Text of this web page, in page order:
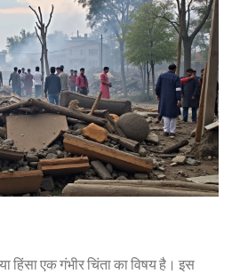
हिंसा एक गंभीर चिंता का विषय है। इस